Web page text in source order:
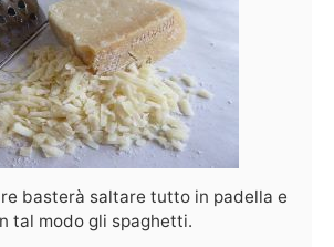
basterà saltare tutto in padella e
tal modo gli spaghetti.